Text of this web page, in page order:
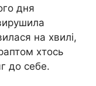
дня
на хвилі,
хтось
до себе.